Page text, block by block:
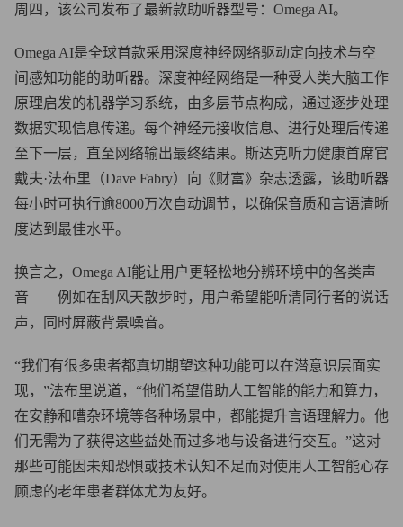
周四，该公司发布了最新款助听器型号：Omega AI。
Omega AI是全球首款采用深度神经网络驱动定向技术与空
间感知功能的助听器。深度神经网络是一种受人类大脑工作
原理启发的机器学习系统，由多层节点构成，通过逐步处理
数据实现信息传递。每个神经元接收信息、进行处理后传递
至下一层，直至网络输出最终结果。斯达克听力健康首席官
戴夫·法布里（Dave Fabry）向《财富》杂志透露，该助听器
每小时可执行逾8000万次自动调节，以确保音质和言语清晰
度达到最佳水平。
换言之，Omega AI能让用户更轻松地分辨环境中的各类声
音——例如在刮风天散步时，用户希望能听清同行者的说话
声，同时屏蔽背景噪音。
“我们有很多患者都真切期望这种功能可以在潜意识层面实
现，”法布里说道，“他们希望借助人工智能的能力和算力，
在安静和嘈杂环境等各种场景中，都能提升言语理解力。他
们无需为了获得这些益处而过多地与设备进行交互。”这对
那些可能因未知恐惧或技术认知不足而对使用人工智能心存
顾虑的老年患者群体尤为友好。